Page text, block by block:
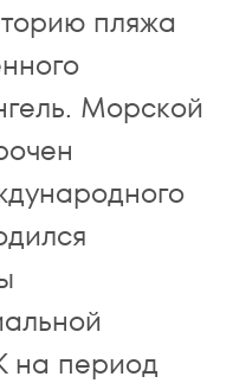
пляжа
Морской
на период